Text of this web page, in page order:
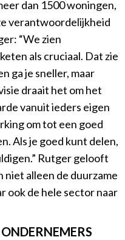
dan 1500 woningen,
verantwoordelijkheid
“We zien
als cruciaal. Dat zie
ga je sneller, maar
draait het om het
vanuit ieders eigen
om tot een goed
Als je goed kunt delen,
Rutger gelooft
niet alleen de duurzame
ook de hele sector naar